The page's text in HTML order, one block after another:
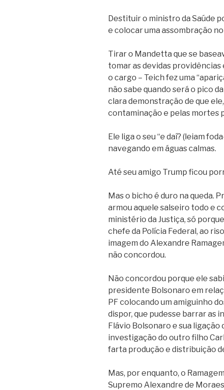
Destituir o ministro da Saúde
e colocar uma assombração
Tirar o Mandetta que se
tomar as devidas
o cargo – Teich fez uma
não sabe quando será o pico
clara demonstração de que
contaminação e pelas mortes
Ele liga o seu “e daí? (leiam
navegando em águas calmas.
Até seu amigo Trump ficou
Mas o bicho é duro na queda.
armou aquele salseiro todo e
ministério da Justiça, só
chefe da Polícia Federal, ao
imagem do Alexandre
não concordou.
Não concordou porque ele
presidente Bolsonaro em
PF colocando um amiguinho
dispor, que pudesse barrar as
Flávio Bolsonaro e sua ligação
investigação do outro filho
farta produção e distribuição
Mas, por enquanto, o
Supremo Alexandre de